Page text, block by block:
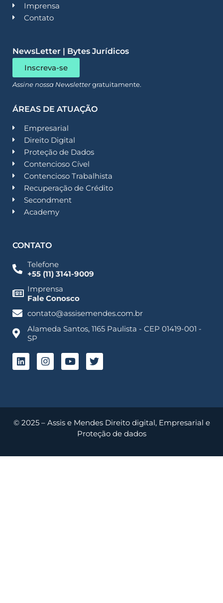
Imprensa
Contato
NewsLetter | Bytes Jurídicos
Inscreva-se
Assine nossa Newslettergratuitamente.
ÁREAS DE ATUAÇÃO
Empresarial
Direito Digital
Proteção de Dados
Contencioso Cível
Contencioso Trabalhista
Recuperação de Crédito
Secondment
Academy
CONTATO
Telefone
+55 (11) 3141-9009
Imprensa
Fale Conosco
contato@assisemendes.com.br
Alameda Santos, 1165 Paulista - CEP 01419-001 -
SP
© 2025 – Assis e Mendes Direito digital, Empresarial e
Proteção de dados